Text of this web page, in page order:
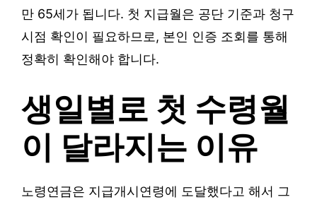
만 65세가 됩니다. 첫 지급월은 공단 기준과 청구
시점 확인이 필요하므로, 본인 인증 조회를 통해
정확히 확인해야 합니다.
생일별로 첫 수령월
이 달라지는 이유
노령연금은 지급개시연령에 도달했다고 해서 그